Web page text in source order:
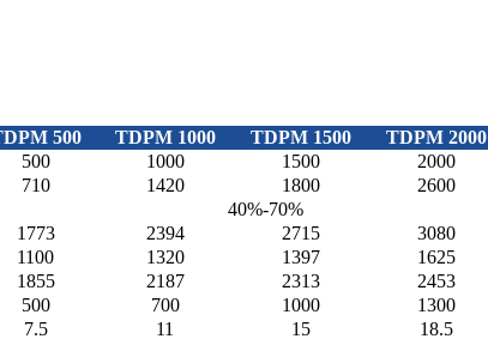
500 TDPM 1000 TDPM 1500 TDPM 2000
500 1000 1500 2000
710 1420 1800 2600
40%-70%
1773 2394 2715 3080
1100 1320 1397 1625
1855 2187 2313 2453
500 700 1000 1300
7.5 11 15 18.5